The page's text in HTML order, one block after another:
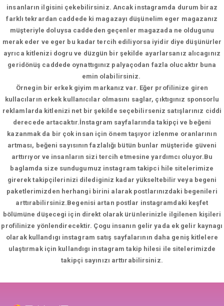
insanların ilgisini çekebilirsiniz. Ancak instagramda durum biraz
farklı tekrardan caddede ki magazayı düşünelim eger magazanız
müşteriyle doluysa caddeden geçenler magazada ne oldugunu
merak eder ve eger bu kadar tercih ediliyorsa iyidir diye düşünürler
ayrıca kitlenizi dogru ve düzgün bir şekilde ayarlarsanız alıcagınız
geridönüş caddede oynattıgınız palyaçodan fazla olucaktır buna
emin olabilirsiniz.
Örnegin bir erkek giyim markanız var. Eğer profilinize giren
kullacıların erkek kullanıcılar olmasını saglar, çıktıgınız sponsorlu
reklamlarda kitlenizi net bir şekilde seçebilirseniz satışlarınız ciddi
derecede artacaktır.İnstagram sayfalarında takipçi ve beğeni
kazanmak da bir çok insan için önem taşıyor izlenme oranlarının
artması, beğeni sayısının fazlalığı bütün bunlar müşteride güveni
arttırıyor ve insanların sizi tercih etmesine yardımcı oluyor.Bu
baglamda size sundugumuz instagram takipci hile sitelerimize
girerek takipçilerinizi dilediginiz kadar yükseltebilir veya begeni
paketlerimizden herhangi birini alarak postlarınızdaki begenileri
arttırabilirsiniz.Begenisi artan postlar instagramdaki keşfet
bölümüne düşecegi için direkt olarak ürünlerinizle ilgilenen kişileri
profilinize yönlendirecektir. Çogu insanın gelir yada ek gelir kaynagı
olarak kullandıgı instagram satış sayfalarının daha geniş kitlelere
ulaştırmak için kullandıgı instagram takip hilesi ile sitelerimizde
takipçi sayınızı arttırabilirsiniz.